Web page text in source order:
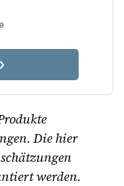
Die hier
werden.